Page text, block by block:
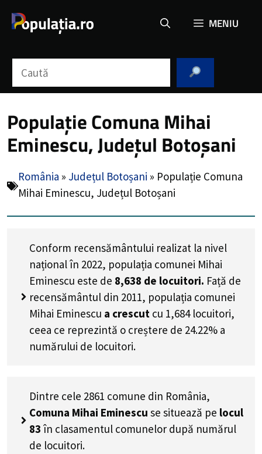
MENIU
Populație Comuna Mihai
Eminescu, Județul Botoșani
România » Județul Botoșani » Populație Comuna
Mihai Eminescu, Județul Botoșani
Conform recensământului realizat la nivel
național în 2022, populația comunei Mihai
Eminescu este de 8,638 de locuitori. Față de
recensământul din 2011, populația comunei
Mihai Eminescu a crescut cu 1,684locuitori,
ceea ce reprezintă o creștere de 24.22% a
numărului de locuitori.
Dintre cele 2861 comune din România,
Comuna Mihai Eminescu se situează pe locul
83 în clasamentul comunelor după numărul
de locuitori.